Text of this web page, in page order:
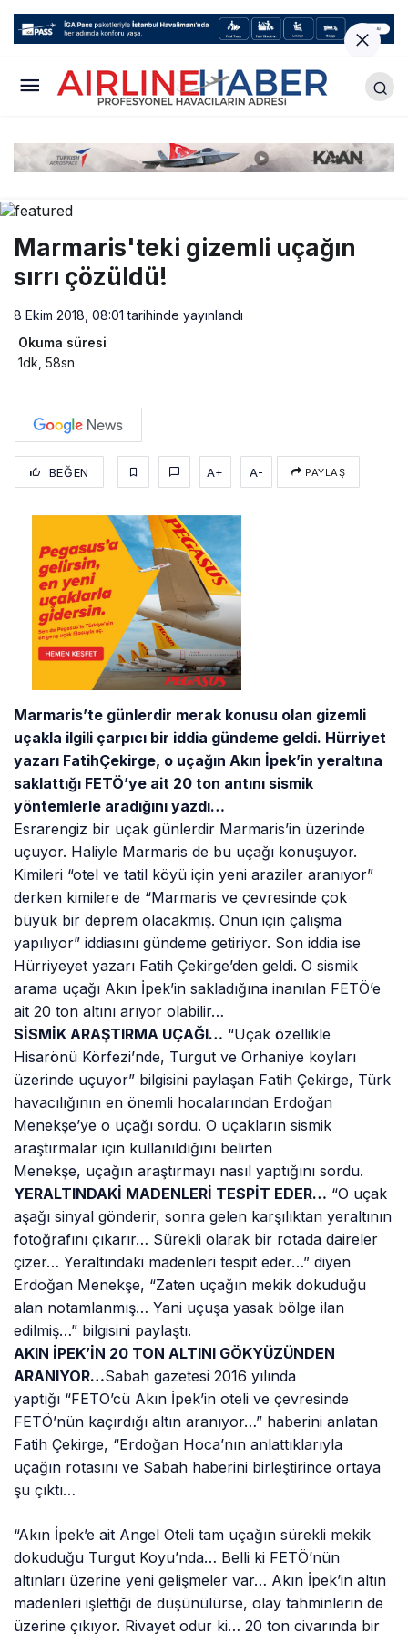
Marmaris'teki gizemli uçağın
sırrı çözüldü!
8 Ekim 2018, 08:01 tarihinde yayınlandı
Okuma süresi
1dk, 58sn
BEĞEN A+ A- PAYLAŞ
Marmaris’te günlerdir merak konusu olan gizemli
uçakla ilgili çarpıcı bir iddia gündeme geldi. Hürriyet
yazarı FatihÇekirge, o uçağın Akın İpek’in yeraltına
saklattığı FETÖ’ye ait 20 ton antını sismik
yöntemlerle aradığını yazdı…
Esrarengiz bir uçak günlerdir Marmaris’in üzerinde
uçuyor. Haliyle Marmaris de bu uçağı konuşuyor.
Kimileri “otel ve tatil köyü için yeni araziler aranıyor”
derken kimilere de “Marmaris ve çevresinde çok
büyük bir deprem olacakmış. Onun için çalışma
yapılıyor” iddiasını gündeme getiriyor. Son iddia ise
Hürriyeyet yazarı Fatih Çekirge’den geldi. O sismik
arama uçağı Akın İpek’in sakladığına inanılan FETÖ’e
ait 20 ton altını arıyor olabilir…
SİSMİK ARAŞTIRMA UÇAĞI… “Uçak özellikle
Hisarönü Körfezi’nde, Turgut ve Orhaniye koyları
üzerinde uçuyor” bilgisini paylaşan Fatih Çekirge, Türk
havacılığının en önemli hocalarından Erdoğan
Menekşe’ye o uçağı sordu. O uçakların sismik
araştırmalar için kullanıldığını belirten
Menekşe, uçağın araştırmayı nasıl yaptığını sordu.
YERALTINDAKİ MADENLERİ TESPİT EDER… “O uçak
aşağı sinyal gönderir, sonra gelen karşılıktan yeraltının
fotoğrafını çıkarır… Sürekli olarak bir rotada daireler
çizer… Yeraltındaki madenleri tespit eder…” diyen
Erdoğan Menekşe, “Zaten uçağın mekik dokuduğu
alan notamlanmış… Yani uçuşa yasak bölge ilan
edilmiş…” bilgisini paylaştı.
AKIN İPEK’İN 20 TON ALTINI GÖKYÜZÜNDEN
ARANIYOR…Sabah gazetesi 2016 yılında
yaptığı “FETÖ’cü Akın İpek’in oteli ve çevresinde
FETÖ’nün kaçırdığı altın aranıyor…” haberini anlatan
Fatih Çekirge, “Erdoğan Hoca’nın anlattıklarıyla
uçağın rotasını ve Sabah haberini birleştirince ortaya
şu çıktı…
“Akın İpek’e ait Angel Oteli tam uçağın sürekli mekik
dokuduğu Turgut Koyu’nda… Belli ki FETÖ’nün
altınları üzerine yeni gelişmeler var… Akın İpek’in altın
madenleri işlettiği de düşünülürse, olay tahminlerin de
üzerine çıkıyor. Rivayet odur ki… 20 ton civarında bir